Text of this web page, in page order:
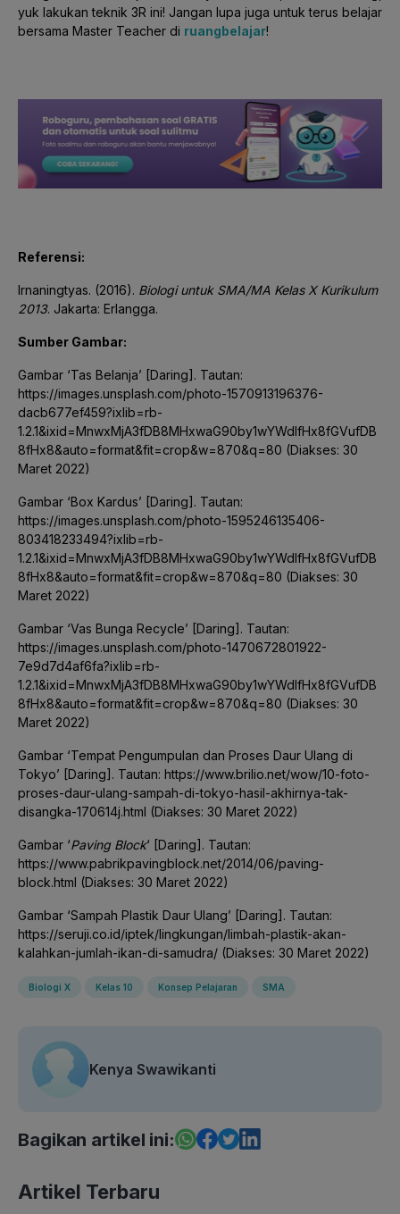
yuk lakukan teknik 3R ini! Jangan lupa juga untuk terus belajar
bersama Master Teacher di ruangbelajar!
Referensi:
Irnaningtyas. (2016). Biologi untuk SMA/MA Kelas X Kurikulum
2013. Jakarta: Erlangga.
Sumber Gambar:
Gambar ‘Tas Belanja’ [Daring]. Tautan:
https://images.unsplash.com/photo-1570913196376-
dacb677ef459?ixlib=rb-
1.2.1&ixid=MnwxMjA3fDB8MHxwaG90by1wYWdlfHx8fGVufDB
8fHx8&auto=format&fit=crop&w=870&q=80 (Diakses: 30
Maret 2022)
Gambar ‘Box Kardus’ [Daring]. Tautan:
https://images.unsplash.com/photo-1595246135406-
803418233494?ixlib=rb-
1.2.1&ixid=MnwxMjA3fDB8MHxwaG90by1wYWdlfHx8fGVufDB
8fHx8&auto=format&fit=crop&w=870&q=80 (Diakses: 30
Maret 2022)
Gambar ‘Vas Bunga Recycle’ [Daring]. Tautan:
https://images.unsplash.com/photo-1470672801922-
7e9d7d4af6fa?ixlib=rb-
1.2.1&ixid=MnwxMjA3fDB8MHxwaG90by1wYWdlfHx8fGVufDB
8fHx8&auto=format&fit=crop&w=870&q=80 (Diakses: 30
Maret 2022)
Gambar ‘Tempat Pengumpulan dan Proses Daur Ulang di
Tokyo’ [Daring]. Tautan: https://www.brilio.net/wow/10-foto-
proses-daur-ulang-sampah-di-tokyo-hasil-akhirnya-tak-
disangka-170614j.html (Diakses: 30 Maret 2022)
Gambar ‘Paving Block‘ [Daring]. Tautan:
https://www.pabrikpavingblock.net/2014/06/paving-
block.html (Diakses: 30 Maret 2022)
Gambar ‘Sampah Plastik Daur Ulang’ [Daring]. Tautan:
https://seruji.co.id/iptek/lingkungan/limbah-plastik-akan-
kalahkan-jumlah-ikan-di-samudra/ (Diakses: 30 Maret 2022)
Biologi X Kelas 10 Konsep Pelajaran SMA
Kenya Swawikanti
Bagikan artikel ini:
Artikel Terbaru